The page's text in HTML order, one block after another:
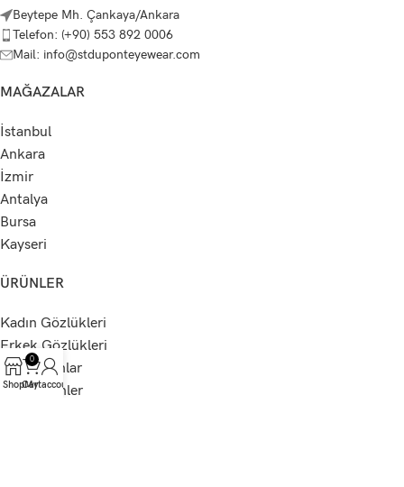
Beytepe Mh. Çankaya/Ankara
Telefon: (+90) 553 892 0006
Mail: info@stduponteyewear.com
MAĞAZALAR
İstanbul
Ankara
İzmir
Antalya
Bursa
Kayseri
ÜRÜNLER
Kadın Gözlükleri
Erkek Gözlükleri
Çok Satanlar
Yeni Gelenler
Shop
0
Cart
My account